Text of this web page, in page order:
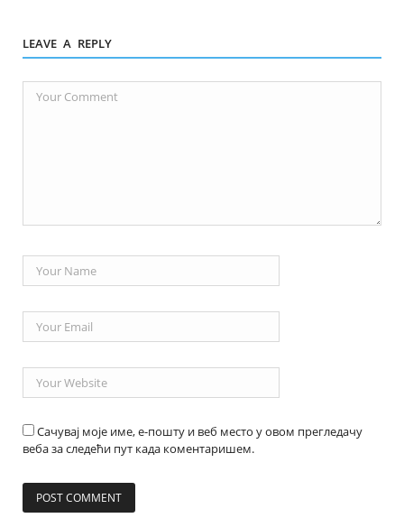
LEAVE A REPLY
Сачувај моје име, е-пошту и веб место у овом прегледачу
веба за следећи пут када коментаришем.